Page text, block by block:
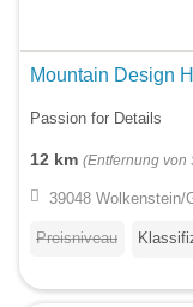
Mountain Design
Passion for Details
12 km (Entfernung von
39048 Wolkenstein/
Preisniveau